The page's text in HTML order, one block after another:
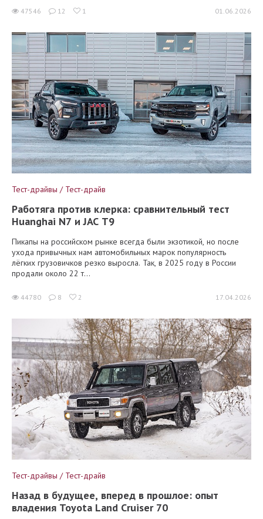
47546 12 1 01.06.2026
Тест-драйвы / Тест-драйв
Работяга против клерка: сравнительный тест
Huanghai N7 и JAC T9
Пикапы на российском рынке всегда были экзотикой, но после
ухода привычных нам автомобильных марок популярность
лёгких грузовичков резко выросла. Так, в 2025 году в России
продали около 22 т...
44780 8 2 17.04.2026
Тест-драйвы / Тест-драйв
Назад в будущее, вперед в прошлое: опыт
владения Toyota Land Cruiser 70